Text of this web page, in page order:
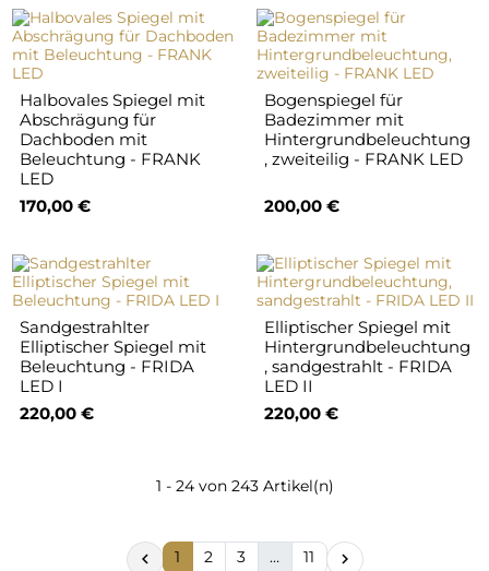
Halbovales Spiegel mit
Abschrägung für
Dachboden mit
Beleuchtung - FRANK
LED
170,00 €
Bogenspiegel für
Badezimmer mit
Hintergrundbeleuchtung
, zweiteilig - FRANK LED
200,00 €
Sandgestrahlter
Elliptischer Spiegel mit
Beleuchtung - FRIDA
LED I
220,00 €
Elliptischer Spiegel mit
Hintergrundbeleuchtung
, sandgestrahlt - FRIDA
LED II
220,00 €
1 - 24 von 243 Artikel(n)
 1 2 3 … 11 